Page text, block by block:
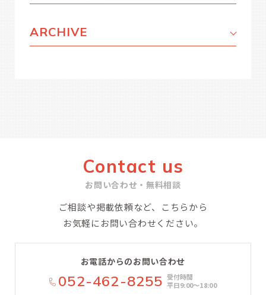
ARCHIVE
Contact us
お問い合わせ・無料相談
ご相談や掲載依頼など、こちらから
お気軽にお問い合わせください。
お電話からのお問い合わせ
052-462-8255 受付時間
平日9:00〜18:00